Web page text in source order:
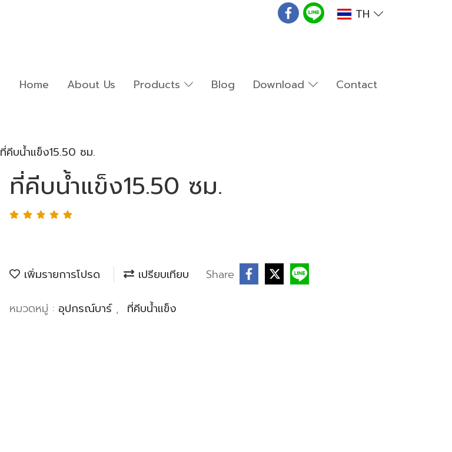
TH
Home About Us Products Blog Download Contact
ที่คีบน้ำแข็ง15.50 ซม.
ที่คีบน้ำแข็ง15.50 ซม.
เพิ่มรายการโปรด เปรียบเทียบ Share
หมวดหมู่ : อุปกรณ์บาร์ , ที่คีบน้ำแข็ง